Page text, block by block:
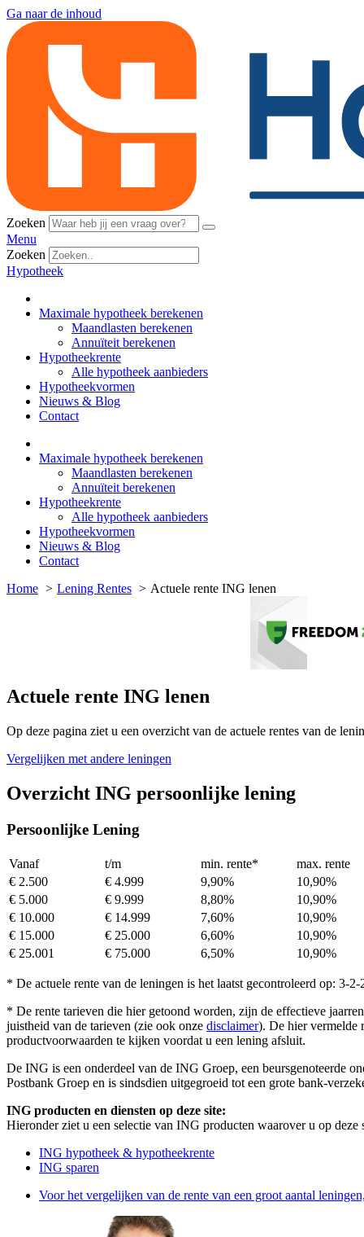
Ga naar de inhoud
Zoeken
Menu
Zoeken
Hypotheek
Maximale hypotheek berekenen
Maandlasten berekenen
Annuïteit berekenen
Hypotheekrente
Alle hypotheek aanbieders
Hypotheekvormen
Nieuws & Blog
Contact
Maximale hypotheek berekenen
Maandlasten berekenen
Annuïteit berekenen
Hypotheekrente
Alle hypotheek aanbieders
Hypotheekvormen
Nieuws & Blog
Contact
Home
Lening Rentes Actuele rente ING lenen
Actuele rente ING lenen
Op deze pagina ziet u een overzicht van de actuele rentes van de
Vergelijken met andere leningen
Overzicht ING persoonlijke lening
Persoonlijke Lening
Vanaf t/m min. rente*
max. rente
€ 2.500
€ 4.999 9,90%
10,90%
€ 5.000
€ 9.999 8,80%
10,90%
€ 10.000
€ 14.999 7,60%
10,90%
€ 15.000
€ 25.000 6,60%
10,90%
€ 25.001
€ 75.000 6,50% 10,90%
* De actuele rente van de leningen is het laatst gecontroleerd op: 3-2-
* De rente tarieven die hier getoond worden, zijn de effectieve
juistheid van de tarieven (zie ook onze disclaimer). De hier vermelde
productvoorwaarden te kijken voordat u een lening afsluit.
De ING is een onderdeel van de ING Groep, een beursgenoteerde
Postbank Groep en is sindsdien uitgegroeid tot een grote bank-
ING producten en diensten op deze site:
Hieronder ziet u een selectie van ING producten waarover u op
ING hypotheek & hypotheekrente
ING sparen
Voor het vergelijken van de rente van een groot aantal